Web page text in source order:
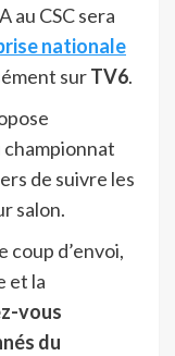
au CSC sera
nationale
surTV6.
de suivre les
salon.
coup d’envoi,
et la
vous
du